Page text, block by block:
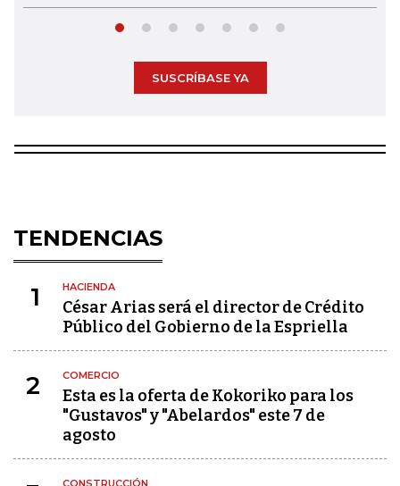
SUSCRÍBASE YA
TENDENCIAS
1 HACIENDA
César Arias será el director de Crédito
Público del Gobierno de la Espriella
2 COMERCIO
Esta es la oferta de Kokoriko para los
"Gustavos" y "Abelardos" este 7 de
agosto
CONSTRUCCIÓN